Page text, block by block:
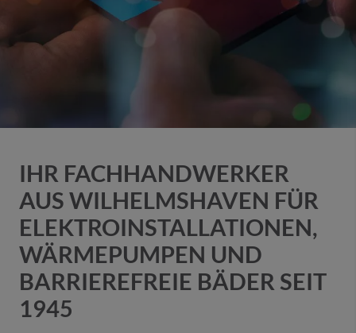
IHR FACHHANDWERKER
AUS WILHELMSHAVEN FÜR
ELEKTROINSTALLATIONEN,
WÄRMEPUMPEN UND
BARRIEREFREIE BÄDER SEIT
1945